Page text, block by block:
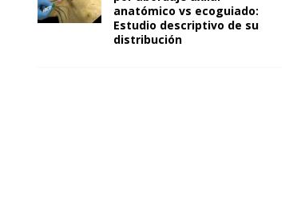
anatómico vs ecoguiado:
Estudio descriptivo de su
distribución